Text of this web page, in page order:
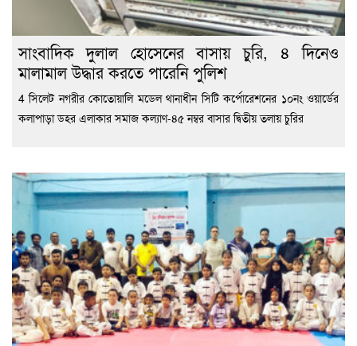
সাংবাদিক দুলাল হোসেনের বাসায় চুরি, ৪ দিনেও
মালামাল উদ্ধার করতে পারেনি পুলিশ
4 সিলেট নগরীর কোতোয়ালি মডেল থানাধীন সিটি কর্পোরেশনের ১০নং ওয়ার্ডের
কলাপাড়া ডহর এলাকার সমাজ কল্যাণ-৪৫ নম্বর বাসার দ্বিতীয় তলায় চুরির